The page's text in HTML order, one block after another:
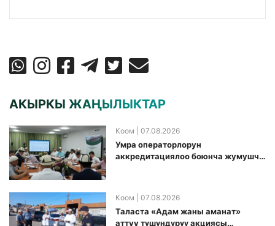
АКЫРКЫ ЖАҢЫЛЫКТАР
Коом | 07.08.2026
Умра операторлорун
аккредитациялоо боюнча жумушчу
Коом | 07.08.2026
Таласта «Адам жаны аманат»
аттуу түшүндүрүү акциясы